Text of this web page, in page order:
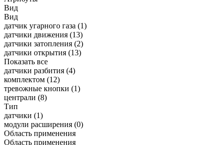
Вид
Вид
датчик угарного газа (1)
датчики движения (13)
датчики затопления (2)
датчики открытия (13)
Показать все
датчики разбития (4)
комплектом (12)
тревожные кнопки (1)
централи (8)
Тип
датчики (1)
модули расширения (0)
Область применения
Область применения